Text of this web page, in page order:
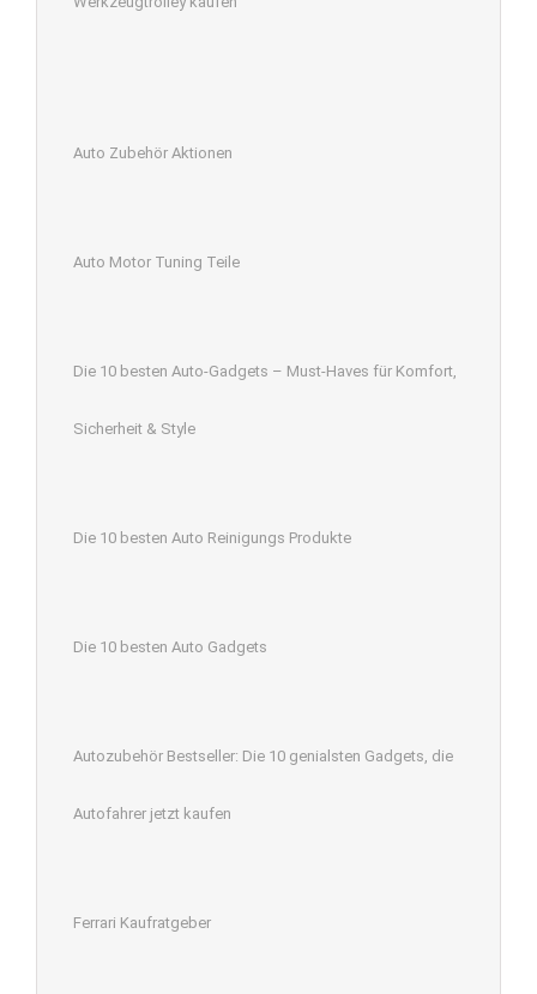
Auto Zubehör Aktionen
Auto Motor Tuning Teile
Die 10 besten Auto-Gadgets – Must-Haves für Komfort,
Sicherheit & Style
Die 10 besten Auto Reinigungs Produkte
Die 10 besten Auto Gadgets
Autozubehör Bestseller: Die 10 genialsten Gadgets, die
Autofahrer jetzt kaufen
Ferrari Kaufratgeber